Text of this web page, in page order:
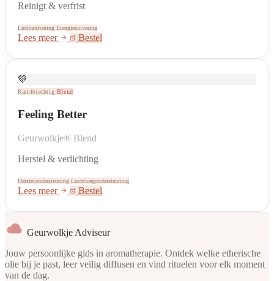
Reinigt & verfrist
Luchtzuivering Energiezuivering
Lees meer Bestel
💚
Kamferachtig Blend
Feeling Better
Geurwolkje® Blend
Herstel & verlichting
Herstelondersteuning Luchtwegondersteuning
Lees meer Bestel
Geurwolkje Adviseur
Jouw persoonlijke gids in aromatherapie. Ontdek welke etherische
olie bij je past, leer veilig diffusen en vind rituelen voor elk moment
van de dag.